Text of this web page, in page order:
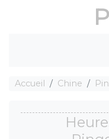
Accueil Chine